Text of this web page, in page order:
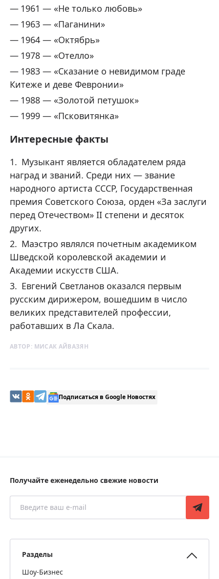
1961 — «Не только любовь»
1963 — «Паганини»
1964 — «Октябрь»
1978 — «Отелло»
1983 — «Сказание о невидимом граде
Китеже и деве Февронии»
1988 — «Золотой петушок»
1999 — «Псковитянка»
Интересные факты
Музыкант является обладателем ряда
наград и званий. Среди них — звание
народного артиста СССР, Государственная
премия Советского Союза, орден «За заслуги
перед Отечеством» II степени и десяток
других.
Маэстро являлся почетным академиком
Шведской королевской академии и
Академии искусств США.
Евгений Светланов оказался первым
русским дирижером, вошедшим в число
великих представителей профессии,
работавших в Ла Скала.
АВТОР: МИСАК АЙВАЗЯН
Подписаться в Google Новостях
Получайте еженедельно свежие новости
Разделы
Шоу-Бизнес